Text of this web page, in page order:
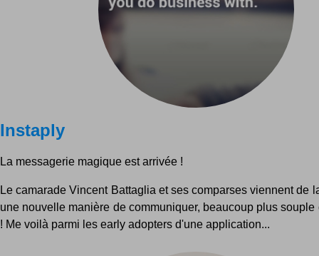
Instaply
La messagerie magique est arrivée !
Le camarade Vincent Battaglia et ses comparses viennent de
une nouvelle manière de communiquer, beaucoup plus
! Me voilà parmi les early adopters d'une application...